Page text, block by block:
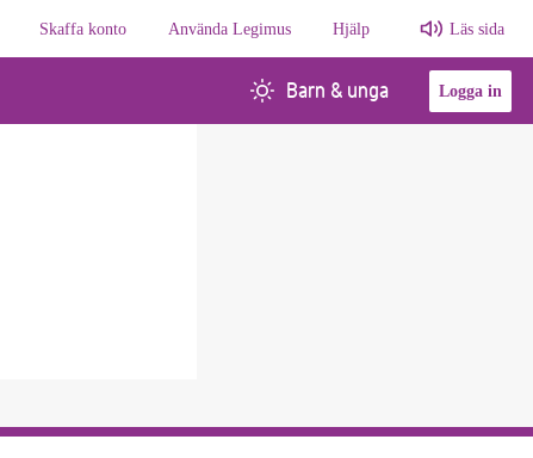
Skaffa konto Använda Legimus Hjälp Läs sida
Barn & unga Logga in